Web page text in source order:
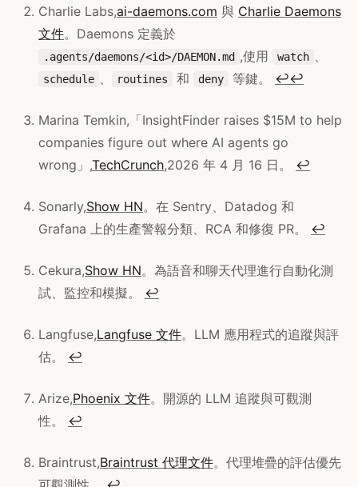
Charlie Labs,ai-daemons.com 與 Charlie Daemons
文件。Daemons 定義於
.agents/daemons/<id>/DAEMON.md ,使用 watch 、
schedule 、 routines 和 deny 等鍵。 ↩↩
Marina Temkin,「InsightFinder raises $15M to help
companies figure out where AI agents go
wrong」,TechCrunch,2026 年 4 月 16 日。 ↩
Sonarly,Show HN。在 Sentry、Datadog 和
Grafana 上的生產警報分類、RCA 和修復 PR。 ↩
Cekura,Show HN。為語音和聊天代理進行自動化測
試、監控和模擬。 ↩
Langfuse,Langfuse 文件。LLM 應用程式的追蹤與評
估。 ↩
Arize,Phoenix 文件。開源的 LLM 追蹤與可觀測
性。 ↩
Braintrust,Braintrust 代理文件。代理堆疊的評估優先